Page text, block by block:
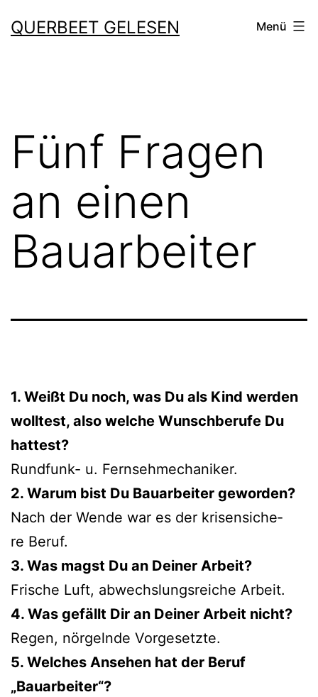
Inhalt
QUERBEET GELESEN Menü
Fünf Fragen
an einen
Bauarbeiter
1. Weißt Du noch, was Du als Kind wer­den
woll­test, also wel­che Wunschberufe Du
hattest?
Rundfunk- u. Fernsehmechaniker.
2. Warum bist Du Bauarbeiter geworden?
Nach der Wende war es der kri­sen­si­che­
re Beruf.
3. Was magst Du an Deiner Arbeit?
Frische Luft, abwechs­lungs­rei­che Arbeit.
4. Was gefällt Dir an Deiner Arbeit nicht?
Regen, nör­geln­de Vorgesetzte.
5. Welches Ansehen hat der Beruf
„Bauarbeiter“?